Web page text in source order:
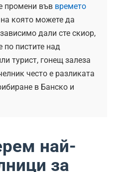
промени във времето
която можете да
дали сте скиор,
по пистите над
турист, гонещ залеза
често е разликата
в Банско и
най-
за